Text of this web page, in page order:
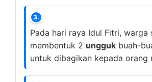
3.
Pada hari raya Idul Fitri, warga
membentuk 2 ungguk buah-
untuk dibagikan kepada orang